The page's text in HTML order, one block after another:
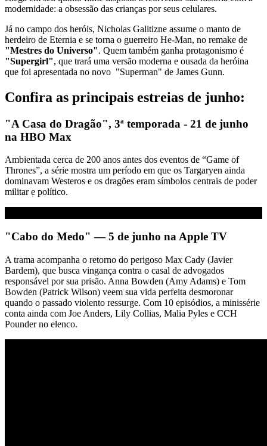
modernidade: a obsessão das crianças por seus celulares.
Já no campo dos heróis, Nicholas Galitizne assume o manto de
herdeiro de Eternia e se torna o guerreiro He-Man, no remake de
"Mestres do Universo". Quem também ganha protagonismo é
"Supergirl", que trará uma versão moderna e ousada da heróina
que foi apresentada no novo "Superman" de James Gunn.
Confira as principais estreias de junho:
"A Casa do Dragão", 3ª temporada - 21 de junho
na HBO Max
Ambientada cerca de 200 anos antes dos eventos de “Game of
Thrones”, a série mostra um período em que os Targaryen ainda
dominavam Westeros e os dragões eram símbolos centrais de poder
militar e político.
"Cabo do Medo" — 5 de junho na Apple TV
A trama acompanha o retorno do perigoso Max Cady (Javier
Bardem), que busca vingança contra o casal de advogados
responsável por sua prisão. Anna Bowden (Amy Adams) e Tom
Bowden (Patrick Wilson) veem sua vida perfeita desmoronar
quando o passado violento ressurge. Com 10 episódios, a minissérie
conta ainda com Joe Anders, Lily Collias, Malia Pyles e CCH
Pounder no elenco.